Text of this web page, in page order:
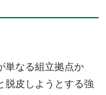
単なる組立拠点か
脱皮しようとする強